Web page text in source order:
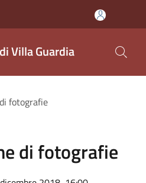
Villa Guardia
fotografie
di fotografie